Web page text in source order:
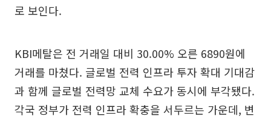
로 보인다.
KBI메탈은 전 거래일 대비 30.00% 오른 6890원에
거래를 마쳤다. 글로벌 전력 인프라 투자 확대 기대감
과 함께 글로벌 전력망 교체 수요가 동시에 부각됐다.
각국 정부가 전력 인프라 확충을 서두르는 가운데, 변